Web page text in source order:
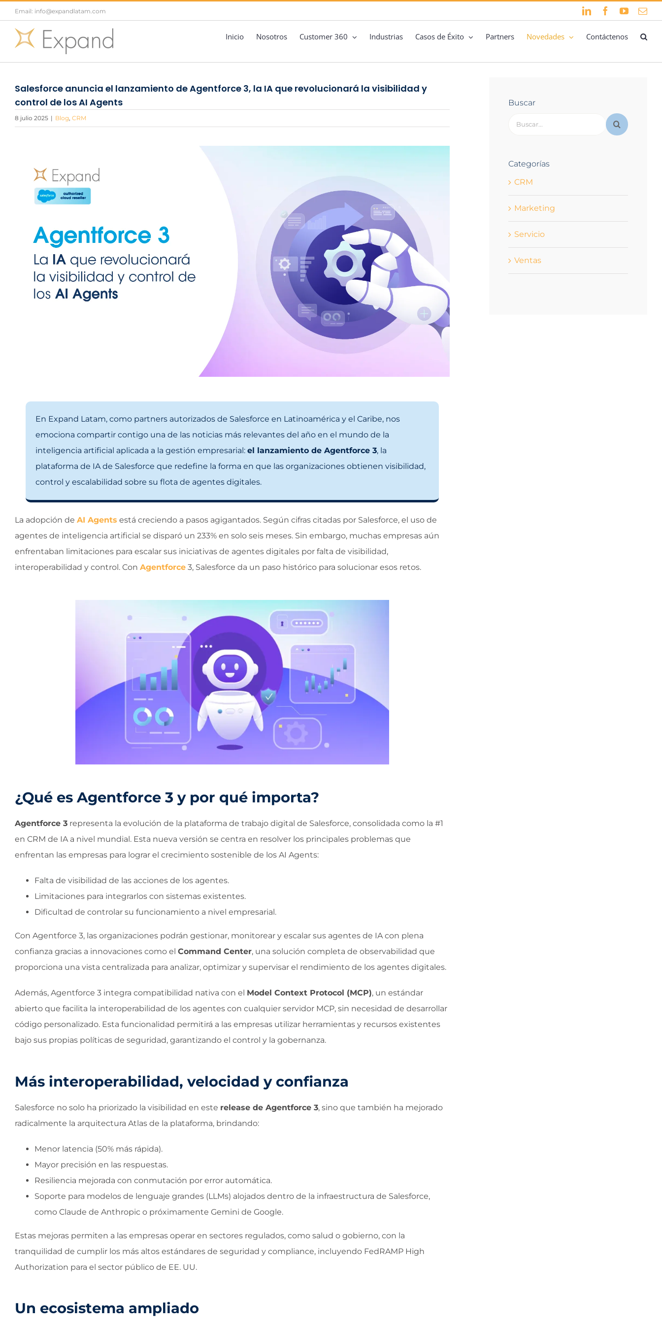
Saltar
al
contenido
Email: info@expandlatam.com LinkedInFacebook
YouTube
Inicio Nosotros Customer 360 Industrias Casos de Éxito Partners Novedades Contáctenos
Salesforce anuncia el lanzamiento de Agentforce 3, la IA que revolucionará la visibilidad y
control de los AI Agents
8 julio 2025 | Blog, CRM
En Expand Latam, como partners autorizados de Salesforce en Latinoamérica y el Caribe, nos
emociona compartir contigo una de las noticias más relevantes del año en el mundo de la
inteligencia artificial aplicada a la gestión empresarial:el lanzamiento de Agentforce 3, la
plataforma de IA de Salesforce que redefine la forma en que las organizaciones obtienen visibilidad,
control y escalabilidad sobre su flota de agentes digitales.
La adopción de AI Agents está creciendo a pasos agigantados. Según cifras citadas por Salesforce, el uso de
agentes de inteligencia artificial se disparó un 233% en solo seis meses. Sin embargo, muchas empresas aún
enfrentaban limitaciones para escalar sus iniciativas de agentes digitales por falta de visibilidad,
interoperabilidad y control. Con Agentforce 3, Salesforce da un paso histórico para solucionar esos retos.
¿Qué es Agentforce 3 y por qué importa?
Agentforce 3 representa la evolución de la plataforma de trabajo digital de Salesforce, consolidada como la #1
en CRM de IA a nivel mundial. Esta nueva versión se centra en resolver los principales problemas que
enfrentan las empresas para lograr el crecimiento sostenible de los AI Agents:
Falta de visibilidad de las acciones de los agentes.
Limitaciones para integrarlos con sistemas existentes.
Dificultad de controlar su funcionamiento a nivel empresarial.
Con Agentforce 3, las organizaciones podrán gestionar, monitorear y escalar sus agentes de IA con plena
confianza gracias a innovaciones como el Command Center, una solución completa de observabilidad que
proporciona una vista centralizada para analizar, optimizar y supervisar el rendimiento de los agentes digitales.
Además, Agentforce 3 integra compatibilidad nativa con el Model Context Protocol (MCP), un estándar
abierto que facilita la interoperabilidad de los agentes con cualquier servidor MCP, sin necesidad de desarrollar
código personalizado. Esta funcionalidad permitirá a las empresas utilizar herramientas y recursos existentes
bajo sus propias políticas de seguridad, garantizando el control y la gobernanza.
Más interoperabilidad, velocidad y confianza
Salesforce no solo ha priorizado la visibilidad en este release de Agentforce 3, sino que también ha mejorado
radicalmente la arquitectura Atlas de la plataforma, brindando:
Menor latencia (50% más rápida).
Mayor precisión en las respuestas.
Resiliencia mejorada con conmutación por error automática.
Soporte para modelos de lenguaje grandes (LLMs) alojados dentro de la infraestructura de Salesforce,
como Claude de Anthropic o próximamente Gemini de Google.
Estas mejoras permiten a las empresas operar en sectores regulados, como salud o gobierno, con la
tranquilidad de cumplir los más altos estándares de seguridad y compliance, incluyendo FedRAMP High
Authorization para el sector público de EE. UU.
Un ecosistema ampliado
Buscar
Buscar:
Categorías
CRM
Marketing
Servicio
Ventas